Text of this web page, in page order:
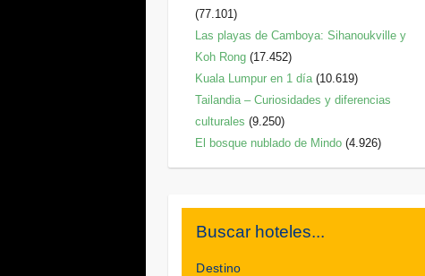
(77.101)
Las playas de Camboya: Sihanoukville y
Koh Rong (17.452)
Kuala Lumpur en 1 día (10.619)
Tailandia – Curiosidades y diferencias
culturales (9.250)
El bosque nublado de Mindo (4.926)
Buscar hoteles...
Destino